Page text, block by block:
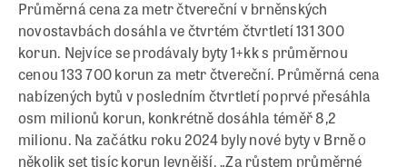
Průměrná cena za metr čtvereční v brněnských
novostavbách dosáhla ve čtvrtém čtvrtletí 131 300
korun. Nejvíce se prodávaly byty 1+kk s průměrnou
cenou 133 700 korun za metr čtvereční. Průměrná cena
nabízených bytů v posledním čtvrtletí poprvé přesáhla
osm milionů korun, konkrétně dosáhla téměř 8,2
milionu. Na začátku roku 2024 byly nové byty v Brně o
několik set tisíc korun levnější. „Za růstem průměrné